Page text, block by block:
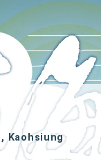
Kaohsiung